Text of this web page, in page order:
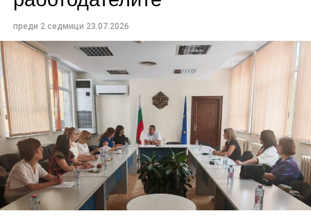
Проектът предвижда изготвяне на пълния
инвестиционен работен проект във всички
необходими части – архитектура, конструктивни
решения, електро- и ВиК инсталации, енергийна
ефективност, ОВК, благоустройство,
паркоустройство, пътна инфраструктура и
организация на движението.
преди 2 седмици 23.07.2026